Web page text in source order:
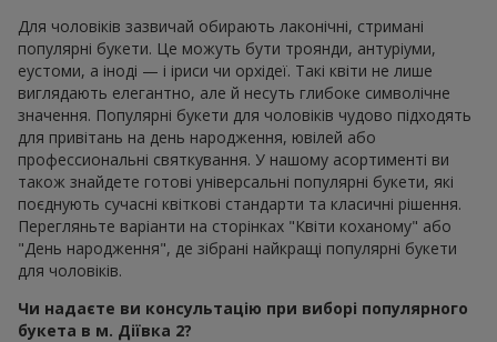
Для чоловіків зазвичай обирають лаконічні, стримані
популярні букети. Це можуть бути троянди, антуріуми,
еустоми, а іноді — і іриси чи орхідеї. Такі квіти не лише
виглядають елегантно, але й несуть глибоке символічне
значення. Популярні букети для чоловіків чудово підходять
для привітань на день народження, ювілей або
профессиональні святкування. У нашому асортименті ви
також знайдете готові універсальні популярні букети, які
поєднують сучасні квіткові стандарти та класичні рішення.
Перегляньте варіанти на сторінках "Квіти коханому" або
"День народження", де зібрані найкращі популярні букети
для чоловіків.
Чи надаєте ви консультацію при виборі популярного
букета в м. Діївка 2?